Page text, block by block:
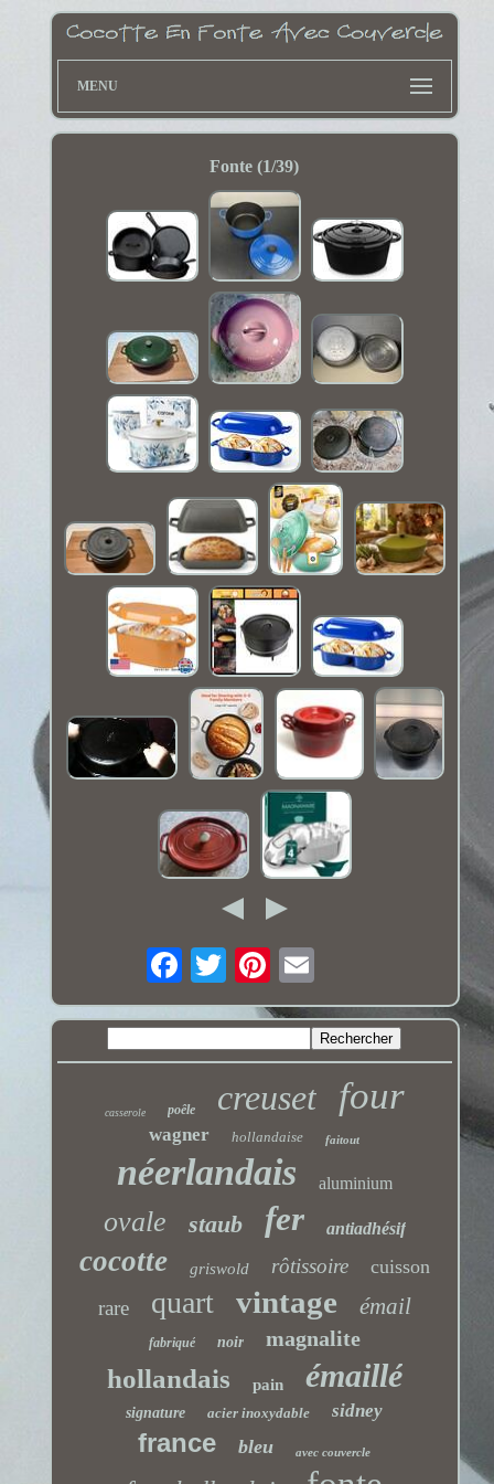
MENU
Fonte (1/39)
casserole poêle creuset four
wagner hollandaise faitout
néerlandais aluminium
ovale staub fer antiadhésif
cocotte griswold rôtissoire cuisson
rare quart vintage émail
fabriqué noir magnalite
hollandais pain émaillé
signature acier inoxydable sidney
france bleu avec couvercle